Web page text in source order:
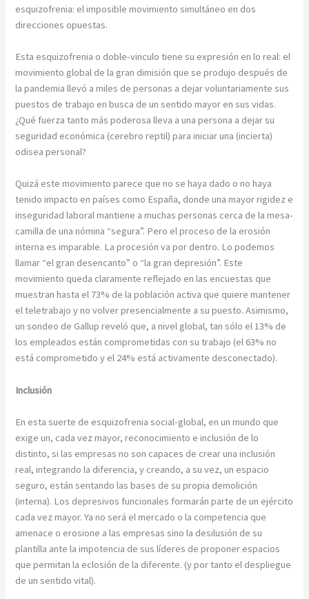
esquizofrenia: el imposible movimiento simultáneo en dos
direcciones opuestas.
Esta esquizofrenia o doble-vinculo tiene su expresión en lo real: el
movimiento global de la gran dimisión que se produjo después de
la pandemia llevó a miles de personas a dejar voluntariamente sus
puestos de trabajo en busca de un sentido mayor en sus vidas.
¿Qué fuerza tanto más poderosa lleva a una persona a dejar su
seguridad económica (cerebro reptil) para iniciar una (incierta)
odisea personal?
Quizá este movimiento parece que no se haya dado o no haya
tenido impacto en países como España, donde una mayor rigidez e
inseguridad laboral mantiene a muchas personas cerca de la mesa-
camilla de una nómina “segura”. Pero el proceso de la erosión
interna es imparable. La procesión va por dentro. Lo podemos
llamar “el gran desencanto” o “la gran depresión”. Este
movimiento queda claramente reflejado en las encuestas que
muestran hasta el 73% de la población activa que quiere mantener
el teletrabajo y no volver presencialmente a su puesto. Asimismo,
un sondeo de Gallup reveló que, a nivel global, tan sólo el 13% de
los empleados están comprometidas con su trabajo (el 63% no
está comprometido y el 24% está activamente desconectado).
Inclusión
En esta suerte de esquizofrenia social-global, en un mundo que
exige un, cada vez mayor, reconocimiento e inclusión de lo
distinto, si las empresas no son capaces de crear una inclusión
real, integrando la diferencia, y creando, a su vez, un espacio
seguro, están sentando las bases de su propia demolición
(interna). Los depresivos funcionales formarán parte de un ejército
cada vez mayor. Ya no será el mercado o la competencia que
amenace o erosione a las empresas sino la desilusión de su
plantilla ante la impotencia de sus líderes de proponer espacios
que permitan la eclosión de la diferente. (y por tanto el despliegue
de un sentido vital).